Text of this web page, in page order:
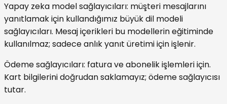
Yapay zeka model sağlayıcıları: müşteri mesajlarını
yanıtlamak için kullandığımız büyük dil modeli
sağlayıcıları. Mesaj içerikleri bu modellerin eğitiminde
kullanılmaz; sadece anlık yanıt üretimi için işlenir.
Ödeme sağlayıcıları: fatura ve abonelik işlemleri için.
Kart bilgilerini doğrudan saklamayız; ödeme sağlayıcısı
tutar.